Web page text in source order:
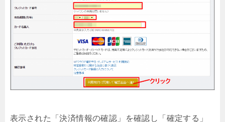
表示された「決済情報の確認」を確認し「確定する」